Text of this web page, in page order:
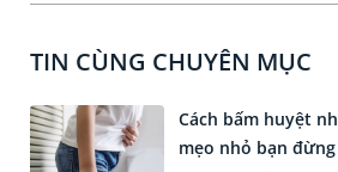
TIN CÙNG CHUYÊN MỤC
Cách bấm huyệt
mẹo nhỏ bạn